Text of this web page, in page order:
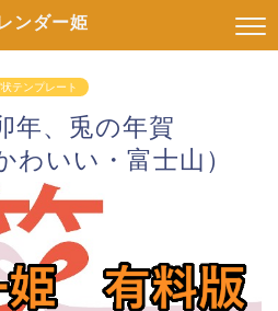
ンダー姫
テンプレート
、兎の年賀
わいい・富士山）